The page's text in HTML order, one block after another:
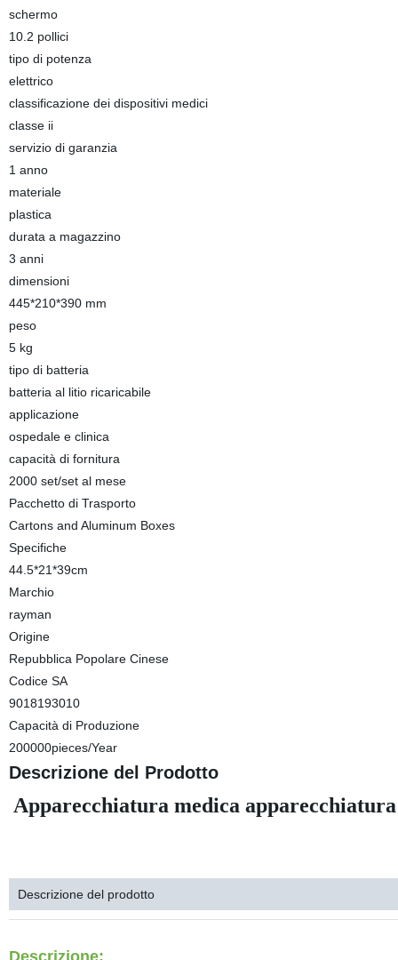
schermo
10.2 pollici
tipo di potenza
elettrico
classificazione dei dispositivi medici
classe ii
servizio di garanzia
1 anno
materiale
plastica
durata a magazzino
3 anni
dimensioni
445*210*390 mm
peso
5 kg
tipo di batteria
batteria al litio ricaricabile
applicazione
ospedale e clinica
capacità di fornitura
2000 set/set al mese
Pacchetto di Trasporto
Cartons and Aluminum Boxes
Specifiche
44.5*21*39cm
Marchio
rayman
Origine
Repubblica Popolare Cinese
Codice SA
9018193010
Capacità di Produzione
200000pieces/Year
Descrizione del Prodotto
Apparecchiatura medica
Descrizione del prodotto
Descrizione: